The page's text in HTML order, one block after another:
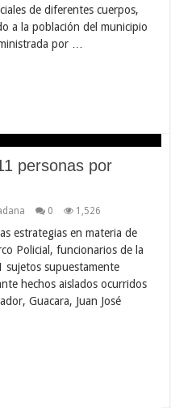
de diferentes cuerpos,
a la población del municipio
por …
personas por
0 1,526
estrategias en materia de
Policial, funcionarios de la
sujetos supuestamente
hechos aislados ocurridos
Guacara, Juan José